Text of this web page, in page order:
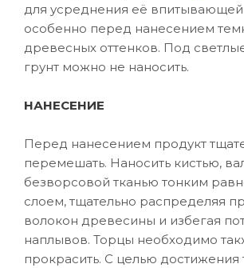
для усреднения её впитывающей
особенно перед нанесением
древесных оттенков. Под
грунт можно не наносить.
НАНЕСЕНИЕ
Перед нанесением продукт
перемешать. Наносить кистью,
безворсовой тканью тонким
слоем, тщательно распределяя
волокон древесины и избегая
наплывов. Торцы необходимо
прокрасить. С целью достижения